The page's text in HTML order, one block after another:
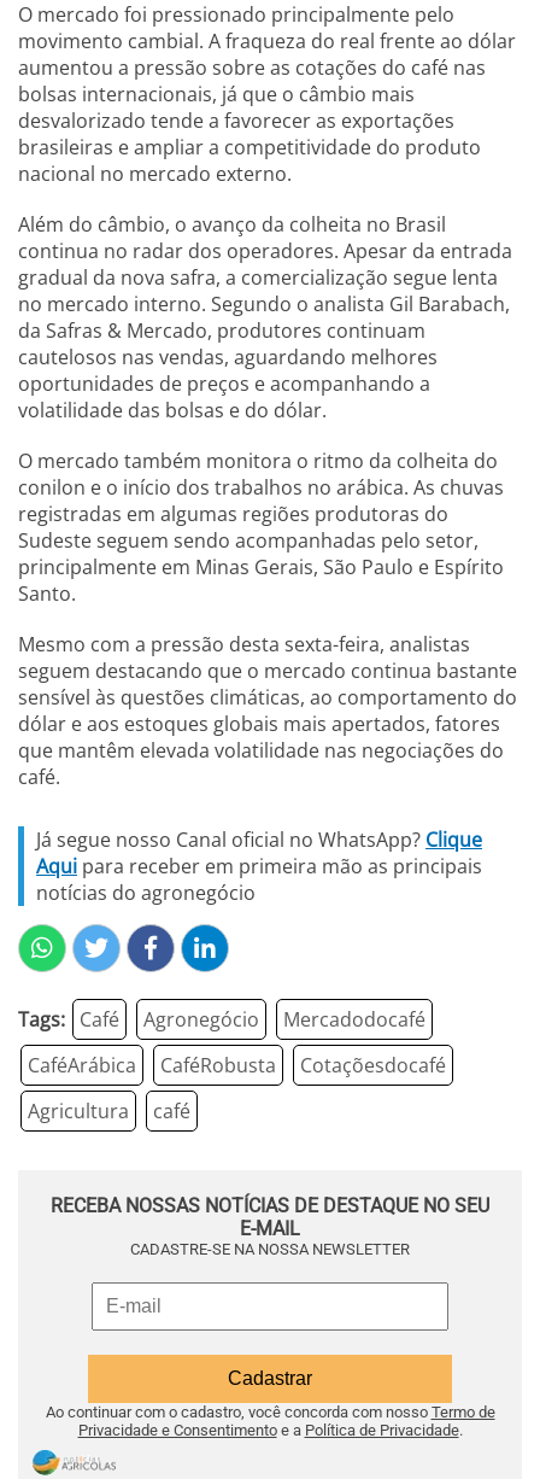
O mercado foi pressionado principalmente pelo
movimento cambial. A fraqueza do real frente ao dólar
aumentou a pressão sobre as cotações do café nas
bolsas internacionais, já que o câmbio mais
desvalorizado tende a favorecer as exportações
brasileiras e ampliar a competitividade do produto
nacional no mercado externo.
Além do câmbio, o avanço da colheita no Brasil
continua no radar dos operadores. Apesar da entrada
gradual da nova safra, a comercialização segue lenta
no mercado interno. Segundo o analista Gil Barabach,
da Safras & Mercado, produtores continuam
cautelosos nas vendas, aguardando melhores
oportunidades de preços e acompanhando a
volatilidade das bolsas e do dólar.
O mercado também monitora o ritmo da colheita do
conilon e o início dos trabalhos no arábica. As chuvas
registradas em algumas regiões produtoras do
Sudeste seguem sendo acompanhadas pelo setor,
principalmente em Minas Gerais, São Paulo e Espírito
Santo.
Mesmo com a pressão desta sexta-feira, analistas
seguem destacando que o mercado continua bastante
sensível às questões climáticas, ao comportamento do
dólar e aos estoques globais mais apertados, fatores
que mantêm elevada volatilidade nas negociações do
café.
Já segue nosso Canal oficial no WhatsApp? Clique
Aqui para receber em primeira mão as principais
notícias do agronegócio
Tags: Café Agronegócio
Mercadodocafé
CaféArábica
CaféRobusta
Cotaçõesdocafé
Agricultura
café
RECEBA NOSSAS NOTÍCIAS DE DESTAQUE NO SEU
E-MAIL
CADASTRE-SE NA NOSSA NEWSLETTER
Ao continuar com o cadastro, você concorda com nosso Termo de
Privacidade e Consentimentoe a Política de Privacidade.